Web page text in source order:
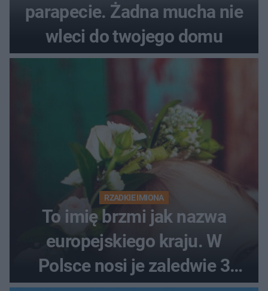
parapecie. Żadna mucha nie
wleci do twojego domu
RZADKIE IMIONA
To imię brzmi jak nazwa
europejskiego kraju. W
Polsce nosi je zaledwie 3